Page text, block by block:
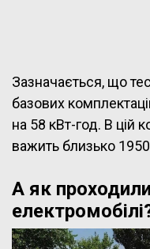
Зазначається, що
базових
на 58 кВт-год. В цій
важить близько 1950
А як